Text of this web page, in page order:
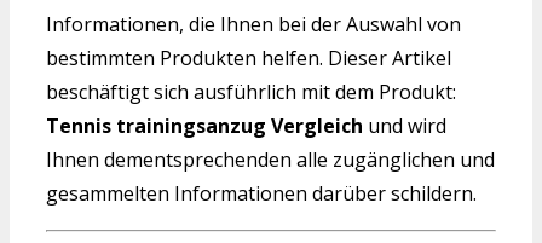
Informationen, die Ihnen bei der Auswahl von
bestimmten Produkten helfen. Dieser Artikel
beschäftigt sich ausführlich mit dem Produkt:
Tennis trainingsanzug Vergleich und wird
Ihnen dementsprechenden alle zugänglichen und
gesammelten Informationen darüber schildern.